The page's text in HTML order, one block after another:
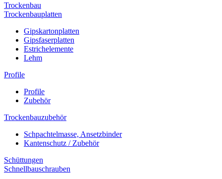
Trockenbau
Trockenbauplatten
Gipskartonplatten
Gipsfaserplatten
Estrichelemente
Lehm
Profile
Profile
Zubehör
Trockenbauzubehör
Schpachtelmasse, Ansetzbinder
Kantenschutz / Zubehör
Schüttungen
Schnellbauschrauben